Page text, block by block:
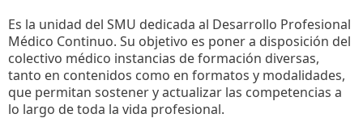
Es la unidad del SMU dedicada al Desarrollo Profesional
Médico Continuo. Su objetivo es poner a disposición del
colectivo médico instancias de formación diversas,
tanto en contenidos como en formatos y modalidades,
que permitan sostener y actualizar las competencias a
lo largo de toda la vida profesional.